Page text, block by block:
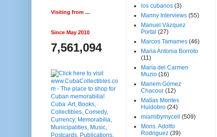
Visiting from ...
Since May 2010
7,561,094
los cubanos (3)
Manny Interviews (55)
Manuel Vázquez
Portal (27)
Marcos Tamames (46)
Maria Antonia Borroto
(11)
María del Carmen
Muzio (16)
Mariem Gómez
Chacour (12)
Matías Montes
Huidobro (24)
miamibymycell
(509)
Mons. Adolfo
Rodriguez (39)